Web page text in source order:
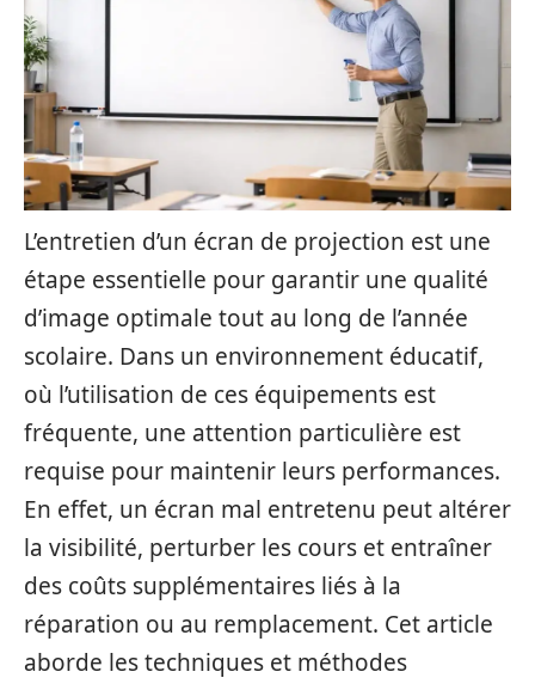
L’entretien d’un écran de projection est une
étape essentielle pour garantir une qualité
d’image optimale tout au long de l’année
scolaire. Dans un environnement éducatif,
où l’utilisation de ces équipements est
fréquente, une attention particulière est
requise pour maintenir leurs performances.
En effet, un écran mal entretenu peut altérer
la visibilité, perturber les cours et entraîner
des coûts supplémentaires liés à la
réparation ou au remplacement. Cet article
aborde les techniques et méthodes